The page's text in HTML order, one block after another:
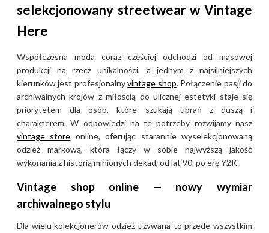
Argentynie, gdzie utknął
podczas wyprawy i podjął
śpiworów. Dzięki
autentyczności i wysokiej
jakości produktów, firma
szybko przeniosła się z
poddasza do fabryki, budując
reputację producenta
uczciwego i wytrzymałego
ekwipunku dla alpinistów.
W latach 90. Rab rozszerzył
ofertę o zaawansowaną odzież
wyprawową, a na początku XXI
selekcjonowany streetwear w Vintage
Here
Współczesna moda coraz częściej odchodzi od masowej
produkcji na rzecz unikalności, a jednym z najsilniejszych
kierunków jest profesjonalnyvintage shop. Połączenie pasji do
archiwalnych krojów z miłością do ulicznej estetyki staje się
priorytetem dla osób, które szukają ubrań z duszą i
charakterem. W odpowiedzi na te potrzeby rozwijamy nasz
vintage store online, oferując starannie wyselekcjonowaną
odzież markową, która łączy w sobie najwyższą jakość
wykonania z historią minionych dekad, od lat 90. po erę Y2K.
Vintage shop online — nowy wymiar
archiwalnego stylu
Dla wielu kolekcjonerów odzież używana to przede wszystkim